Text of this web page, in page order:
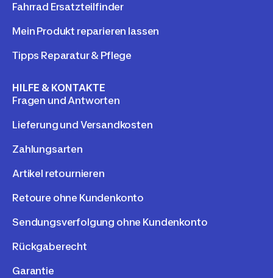
Fahrrad Ersatzteilfinder
Mein Produkt reparieren lassen
Tipps Reparatur & Pflege
HILFE & KONTAKTE
Fragen und Antworten
Lieferung und Versandkosten
Zahlungsarten
Artikel retournieren
Retoure ohne Kundenkonto
Sendungsverfolgung ohne Kundenkonto
Rückgaberecht
Garantie